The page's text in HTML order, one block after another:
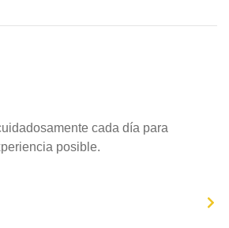
cada día para
posible.